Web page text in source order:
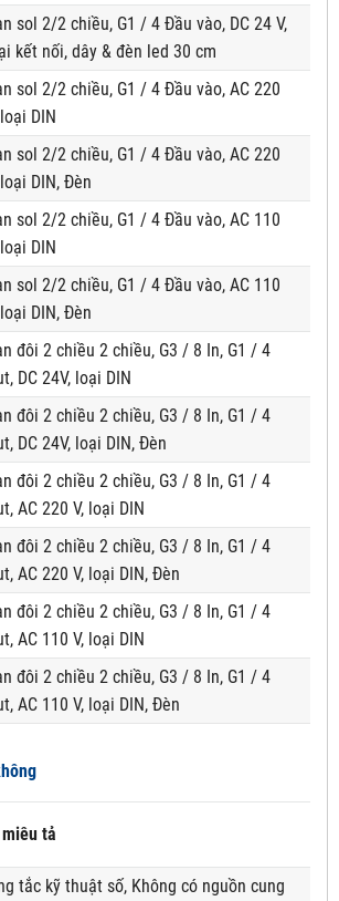
sol 2/2 chiều, G1 / 4 Đầu vào, DC 24 V,
kết nối, dây & đèn led 30 cm
sol 2/2 chiều, G1 / 4 Đầu vào, AC 220
DIN
sol 2/2 chiều, G1 / 4 Đầu vào, AC 220
DIN, Đèn
sol 2/2 chiều, G1 / 4 Đầu vào, AC 110
DIN
sol 2/2 chiều, G1 / 4 Đầu vào, AC 110
DIN, Đèn
đôi 2 chiều 2 chiều, G3 / 8 In, G1 / 4
DC 24V, loại DIN
đôi 2 chiều 2 chiều, G3 / 8 In, G1 / 4
DC 24V, loại DIN, Đèn
đôi 2 chiều 2 chiều, G3 / 8 In, G1 / 4
AC 220 V, loại DIN
đôi 2 chiều 2 chiều, G3 / 8 In, G1 / 4
AC 220 V, loại DIN, Đèn
đôi 2 chiều 2 chiều, G3 / 8 In, G1 / 4
AC 110 V, loại DIN
đôi 2 chiều 2 chiều, G3 / 8 In, G1 / 4
AC 110 V, loại DIN, Đèn
tả
tắc kỹ thuật số, Không có nguồn cung